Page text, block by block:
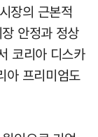
장의 근본적
안정과 정상
코리아 디스카
아 프리미엄도